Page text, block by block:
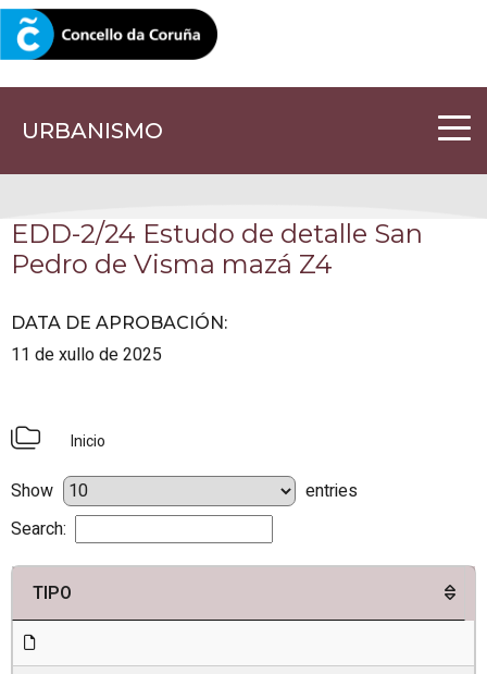
URBANISMO
CORUNA.GAL
EDD-2/24 Estudo de detalle San
Pedro de Visma mazá Z4
DATA DE APROBACIÓN:
11 de xullo de 2025
Inicio
Show
entries
Search:
TIPO